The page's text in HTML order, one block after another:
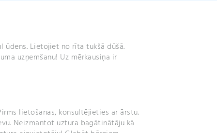
ūdens. Lietojiet no rīta tukšā dūšā.
uzņemšanu! Uz mērkausiņa ir
lietošanas, konsultējieties ar ārstu.
Neizmantot uztura bagātinātāju kā